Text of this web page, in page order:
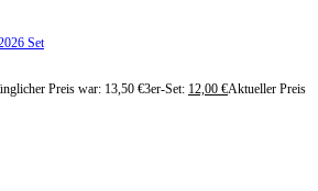
Set
Preis war: 13,50 €3er-Set: 12,00 €Aktueller Preis